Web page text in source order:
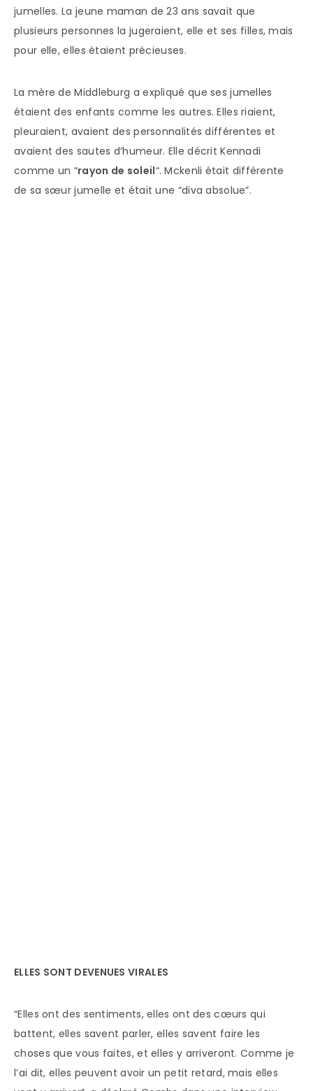
jumelles. La jeune maman de 23 ans savait que
plusieurs personnes la jugeraient, elle et ses filles, mais
pour elle, elles étaient précieuses.
La mère de Middleburg a expliqué que ses jumelles
étaient des enfants comme les autres. Elles riaient,
pleuraient, avaient des personnalités différentes et
avaient des sautes d’humeur. Elle décrit Kennadi
comme un “rayon de soleil“. Mckenli était différente
de sa sœur jumelle et était une “diva absolue”.
ELLES SONT DEVENUES VIRALES
“Elles ont des sentiments, elles ont des cœurs qui
battent, elles savent parler, elles savent faire les
choses que vous faites, et elles y arriveront. Comme je
l’ai dit, elles peuvent avoir un petit retard, mais elles